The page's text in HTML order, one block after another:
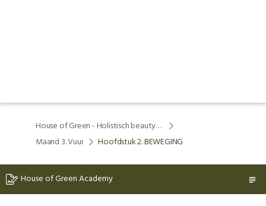
House of Green - Holistisch beauty & lifestyle program
Maand 3. Vuur
Hoofdstuk 2. BEWEGING
House of Green Academy